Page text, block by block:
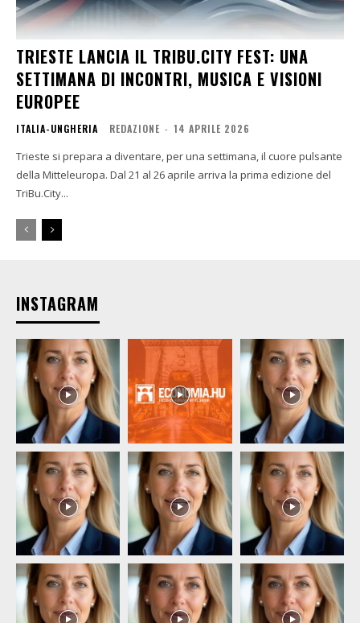
TRIESTE LANCIA IL TRIBU.CITY FEST: UNA
SETTIMANA DI INCONTRI, MUSICA E VISIONI
EUROPEE
ITALIA-UNGHERIA REDAZIONE - 14 APRILE 2026
Trieste si prepara a diventare, per una settimana, il cuore pulsante
della Mitteleuropa. Dal 21 al 26 aprile arriva la prima edizione del
TriBu.City...
INSTAGRAM